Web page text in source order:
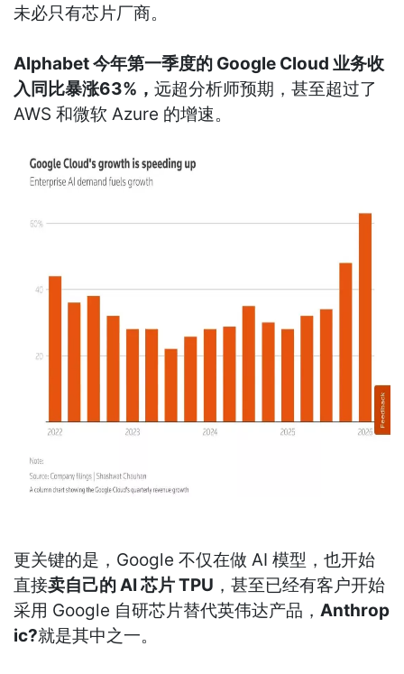
未必只有芯片厂商。
Alphabet 今年第一季度的 Google Cloud 业务收
入同比暴涨63%，远超分析师预期，甚至超过了
AWS 和微软 Azure 的增速。
更关键的是，Google 不仅在做 AI 模型，也开始
直接卖自己的 AI 芯片 TPU ，甚至已经有客户开始
采用 Google 自研芯片替代英伟达产品，Anthrop
ic?就是其中之一。